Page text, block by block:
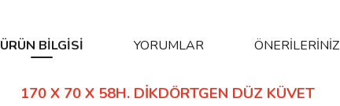
ÜRÜN BILGISI YORUMLAR ÖNERILERINIZ
170 X 70 X 58H. DİKDÖRTGEN DÜZ KÜVET